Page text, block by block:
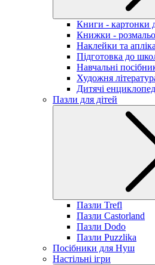
Книги - картонки
Книжки -
Наклейки та
Підготовка до
Навчальні
Художня
Дитячі
Пазли для дітей
Пазли Trefl
Пазли Castorland
Пазли Dodo
Пазли Puzzlika
Посібники для Нуш
Настільні ігри